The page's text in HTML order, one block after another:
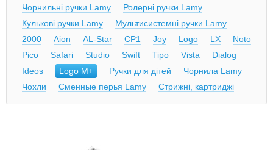
Чорнильні ручки Lamy
Ролерні ручки Lamy
Кулькові ручки Lamy
Мультисистемні ручки Lamy
2000
Aion AL-Star CP1 Joy Logo LX
Noto
Pico
Safari Studio Swift Tipo Vista
Dialog
Ideos
Logo M+ Ручки для дітей
Чорнила Lamy
Чохли
Сменные перья Lamy Стрижні, картриджі